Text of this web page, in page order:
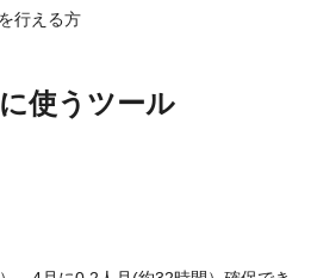
行える方
使うツール